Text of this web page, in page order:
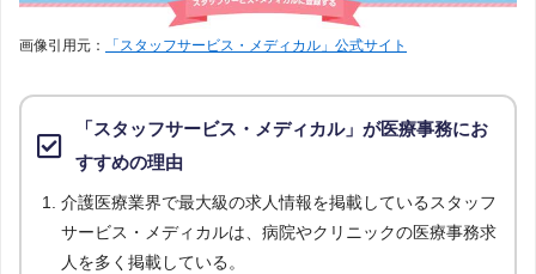
リクルートスタッフィング
公式サイト
登録 158件
第16位
メディプラ
第17位
キャプラ派遣ネット
公式サイト
登録 82件
画像引用元： 「スタッフサービス・メディカル」公式サイト
「スタッフサービス・メディカル」が医療事務にお
すすめの理由
介護医療業界で最大級の求人情報を掲載しているスタッフ
サービス・メディカルは、病院やクリニックの医療事務求
人を多く掲載している。